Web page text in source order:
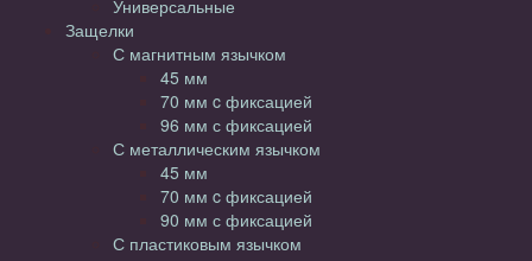
Универсальные
Защелки
С магнитным язычком
45 мм
70 мм c фиксацией
96 мм с фиксацией
С металлическим язычком
45 мм
70 мм c фиксацией
90 мм с фиксацией
С пластиковым язычком